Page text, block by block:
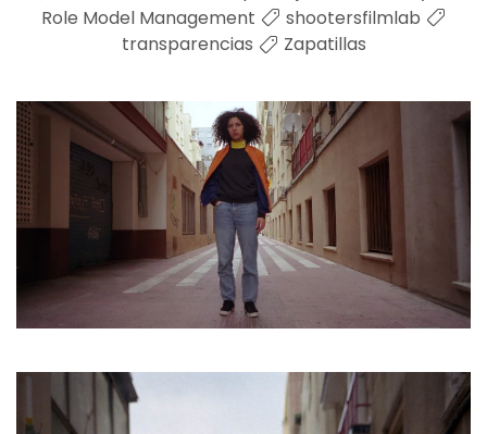
Role Model Management
shootersfilmlab
transparencias
Zapatillas